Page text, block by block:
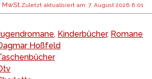
Zuletzt aktualisiert am: 7. August 2026 6:01
, Kinderbücher, Romane
Hoßfeld